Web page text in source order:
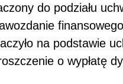
do podziału
na podstawie
o wypłatę